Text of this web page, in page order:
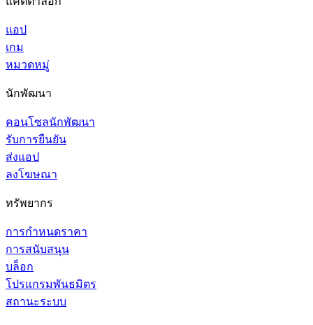
แอป
เกม
หมวดหมู่
นักพัฒนา
คอนโซลนักพัฒนา
รับการยืนยัน
ส่งแอป
ลงโฆษณา
ทรัพยากร
การกำหนดราคา
การสนับสนุน
บล็อก
โปรแกรมพันธมิตร
สถานะระบบ